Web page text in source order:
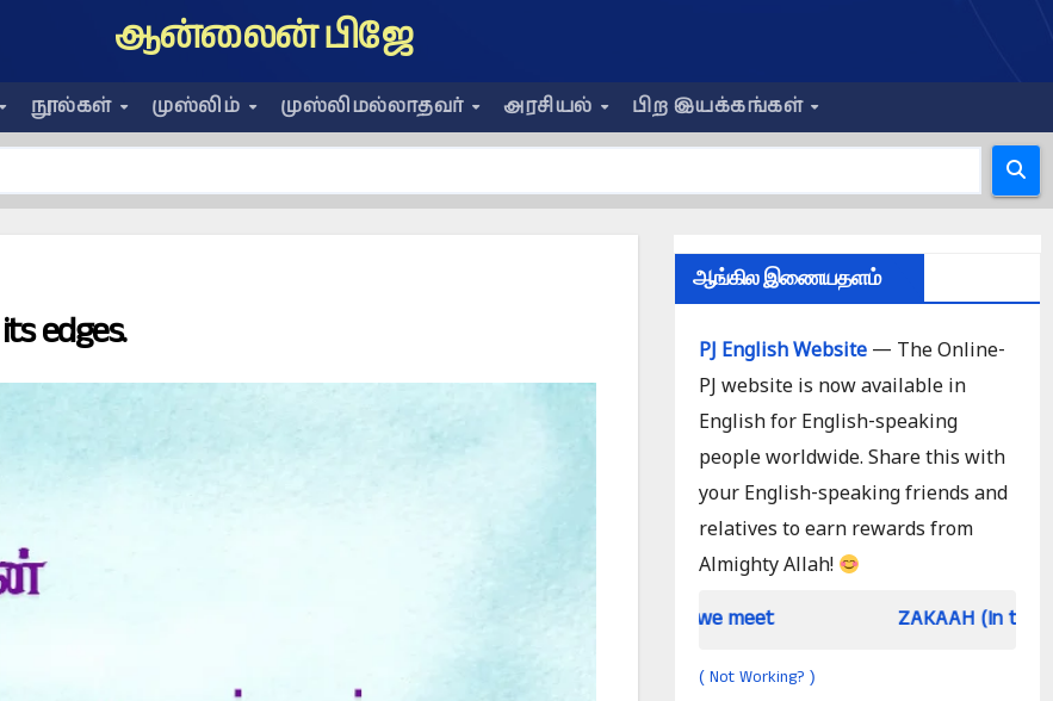
ஆன்லைன் பிஜே
நூல்கள் முஸ்லிம் முஸ்லிமல்லாதவர் அரசியல் பிற இயக்கங்கள்
edges.
ஆங்கில இணையதளம்
PJ English Website— The Online-
PJ website is now available in
English for English-speaking
people worldwide. Share this with
your English-speaking friends and
relatives to earn rewards from
Almighty Allah!
ZAKAAH (In the light of Qur an
( Not Working? )